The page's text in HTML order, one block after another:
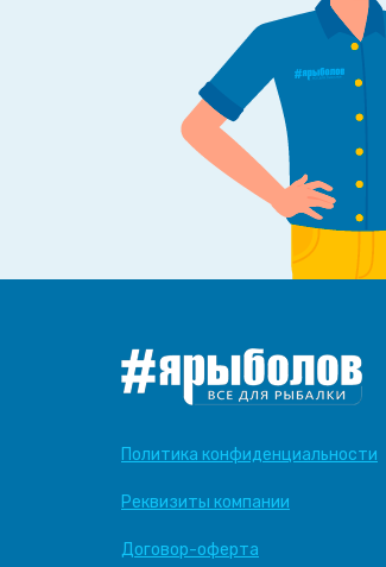
Политика конфиденциальности
Реквизиты компании
Договор-оферта